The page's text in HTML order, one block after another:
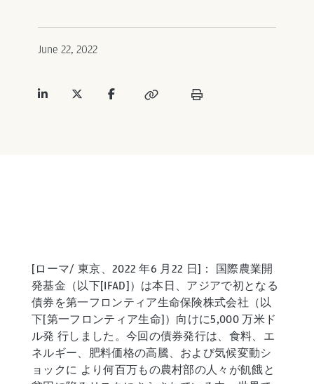
June 22, 2022
[ローマ/ 東京、2022 年6 月22 日]： 国際農業開
発基金（以下[IFAD]）は本日、アジアで初となる
債券を第一フロンティア生命保険株式会社（以
下[第一フロンティア生命]）向けに5,000 万米ド
ル発 行しました。今回の債券発行は、食料、エ
ネルギー、肥料価格の高騰、および気候変動シ
ョックに より何百万もの農村部の人々が飢餓と